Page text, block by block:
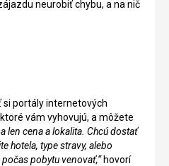
neurobiť chybu, a na nič
si portály internetových
vám vyhovujú, a môžete
len cena a lokalita. Chcú dostať
hotela, type stravy, alebo
pobytu venovať,“hovorí